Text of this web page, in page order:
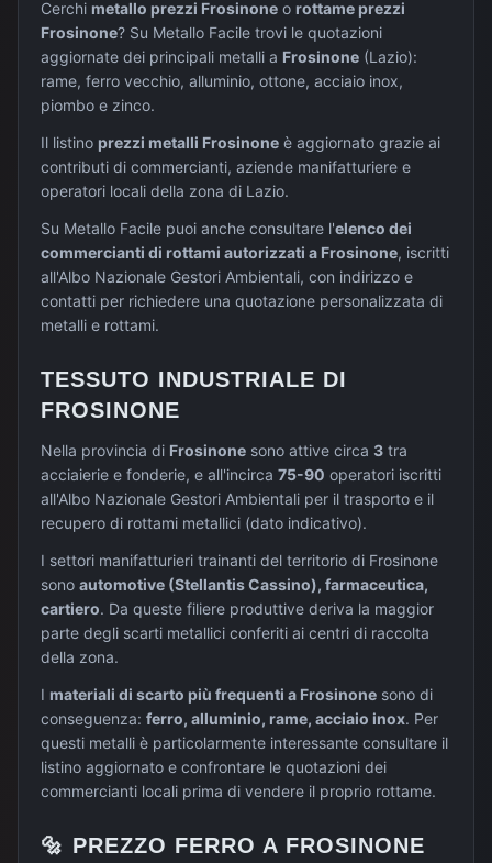
Cerchi metallo prezzi Frosinone o rottame prezzi
Frosinone? Su Metallo Facile trovi le quotazioni
aggiornate dei principali metalli a Frosinone (Lazio):
rame, ferro vecchio, alluminio, ottone, acciaio inox,
piombo e zinco.
Il listino prezzi metalli Frosinone è aggiornato grazie ai
contributi di commercianti, aziende manifatturiere e
operatori locali della zona di Lazio.
Su Metallo Facile puoi anche consultare l'elenco dei
commercianti di rottami autorizzati a Frosinone, iscritti
all'Albo Nazionale Gestori Ambientali, con indirizzo e
contatti per richiedere una quotazione personalizzata di
metalli e rottami.
TESSUTO INDUSTRIALE DI
FROSINONE
Nella provincia di Frosinone sono attive circa 3 tra
acciaierie e fonderie, e all'incirca 75-90 operatori iscritti
all'Albo Nazionale Gestori Ambientali per il trasporto e il
recupero di rottami metallici (dato indicativo).
I settori manifatturieri trainanti del territorio di Frosinone
sono automotive (Stellantis Cassino), farmaceutica,
cartiero. Da queste filiere produttive deriva la maggior
parte degli scarti metallici conferiti ai centri di raccolta
della zona.
I materiali di scarto più frequenti a Frosinone sono di
conseguenza: ferro, alluminio, rame, acciaio inox. Per
questi metalli è particolarmente interessante consultare il
listino aggiornato e confrontare le quotazioni dei
commercianti locali prima di vendere il proprio rottame.
🔩 PREZZO FERRO A FROSINONE